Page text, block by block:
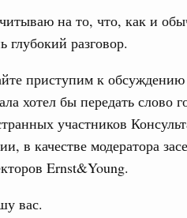
на то, что, как и
глубокий разговор.
приступим к
хотел бы передать слово
участников
в качестве модератора
Ernst&Young.
вас.
и муниципальные услуги
Более 20 сервисов
новыми
достижений и массовый
Сибирская неделя
«Россия –
и въездной туризм